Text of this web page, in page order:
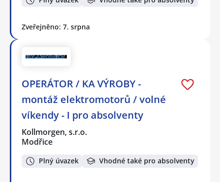
Zveřejněno: 7. srpna
OPERÁTOR / KA VÝROBY -
montáž elektromotorů / volné
víkendy - I pro absolventy
Kollmorgen, s.r.o.
Modřice
Plný úvazek Vhodné také pro absolventy